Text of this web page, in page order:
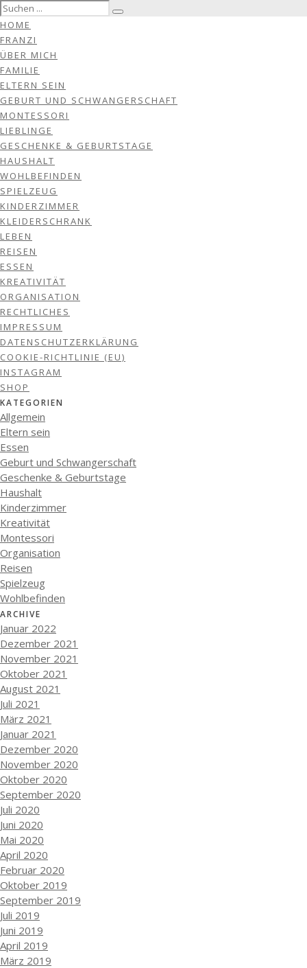
HOME
FRANZI
ÜBER MICH
FAMILIE
ELTERN SEIN
GEBURT UND SCHWANGERSCHAFT
MONTESSORI
LIEBLINGE
GESCHENKE & GEBURTSTAGE
HAUSHALT
WOHLBEFINDEN
SPIELZEUG
KINDERZIMMER
KLEIDERSCHRANK
LEBEN
REISEN
ESSEN
KREATIVITÄT
ORGANISATION
RECHTLICHES
IMPRESSUM
DATENSCHUTZERKLÄRUNG
COOKIE-RICHTLINIE (EU)
INSTAGRAM
SHOP
KATEGORIEN
Allgemein
Eltern sein
Essen
Geburt und Schwangerschaft
Geschenke & Geburtstage
Haushalt
Kinderzimmer
Kreativität
Montessori
Organisation
Reisen
Spielzeug
Wohlbefinden
ARCHIVE
Januar 2022
Dezember 2021
November 2021
Oktober 2021
August 2021
Juli 2021
März 2021
Januar 2021
Dezember 2020
November 2020
Oktober 2020
September 2020
Juli 2020
Juni 2020
Mai 2020
April 2020
Februar 2020
Oktober 2019
September 2019
Juli 2019
Juni 2019
April 2019
März 2019